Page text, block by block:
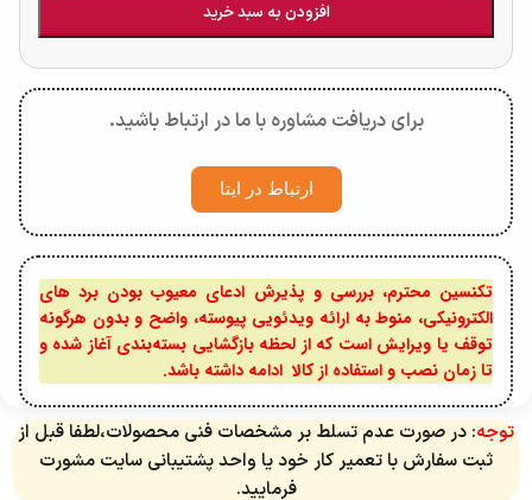
افزودن به سبد خرید
برای دریافت مشاوره با ما در ارتباط باشید.
ارتباط در ایتا
تکنسین محترم، بررسی و پذیرش ادعای معیوب بودن برد های
الکترونیکی، منوط به ارائه ویدئویی پیوسته، واضح و بدون هرگونه
توقف یا ویرایش است که از لحظه بازگشایی بسته‌بندی آغاز شده و
تا زمان نصب و استفاده از کالا ادامه داشته باشد.
توجه: در صورت عدم تسلط بر مشخصات فنی محصولات،لطفا قبل از
ثبت سفارش با تعمیر کار خود یا واحد پشتیبانی سایت مشورت
فرمایید.